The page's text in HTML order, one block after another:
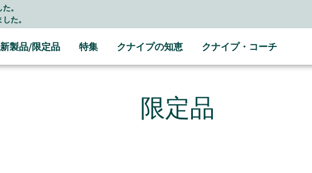
新製品/限定品 特集 クナイプの知恵 クナイプ・コーチ
限定品